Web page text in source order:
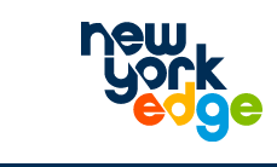
주요 콘텐츠로 건너뛰기